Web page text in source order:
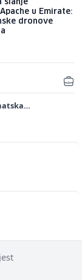
slanje
u Emirate:
dronove